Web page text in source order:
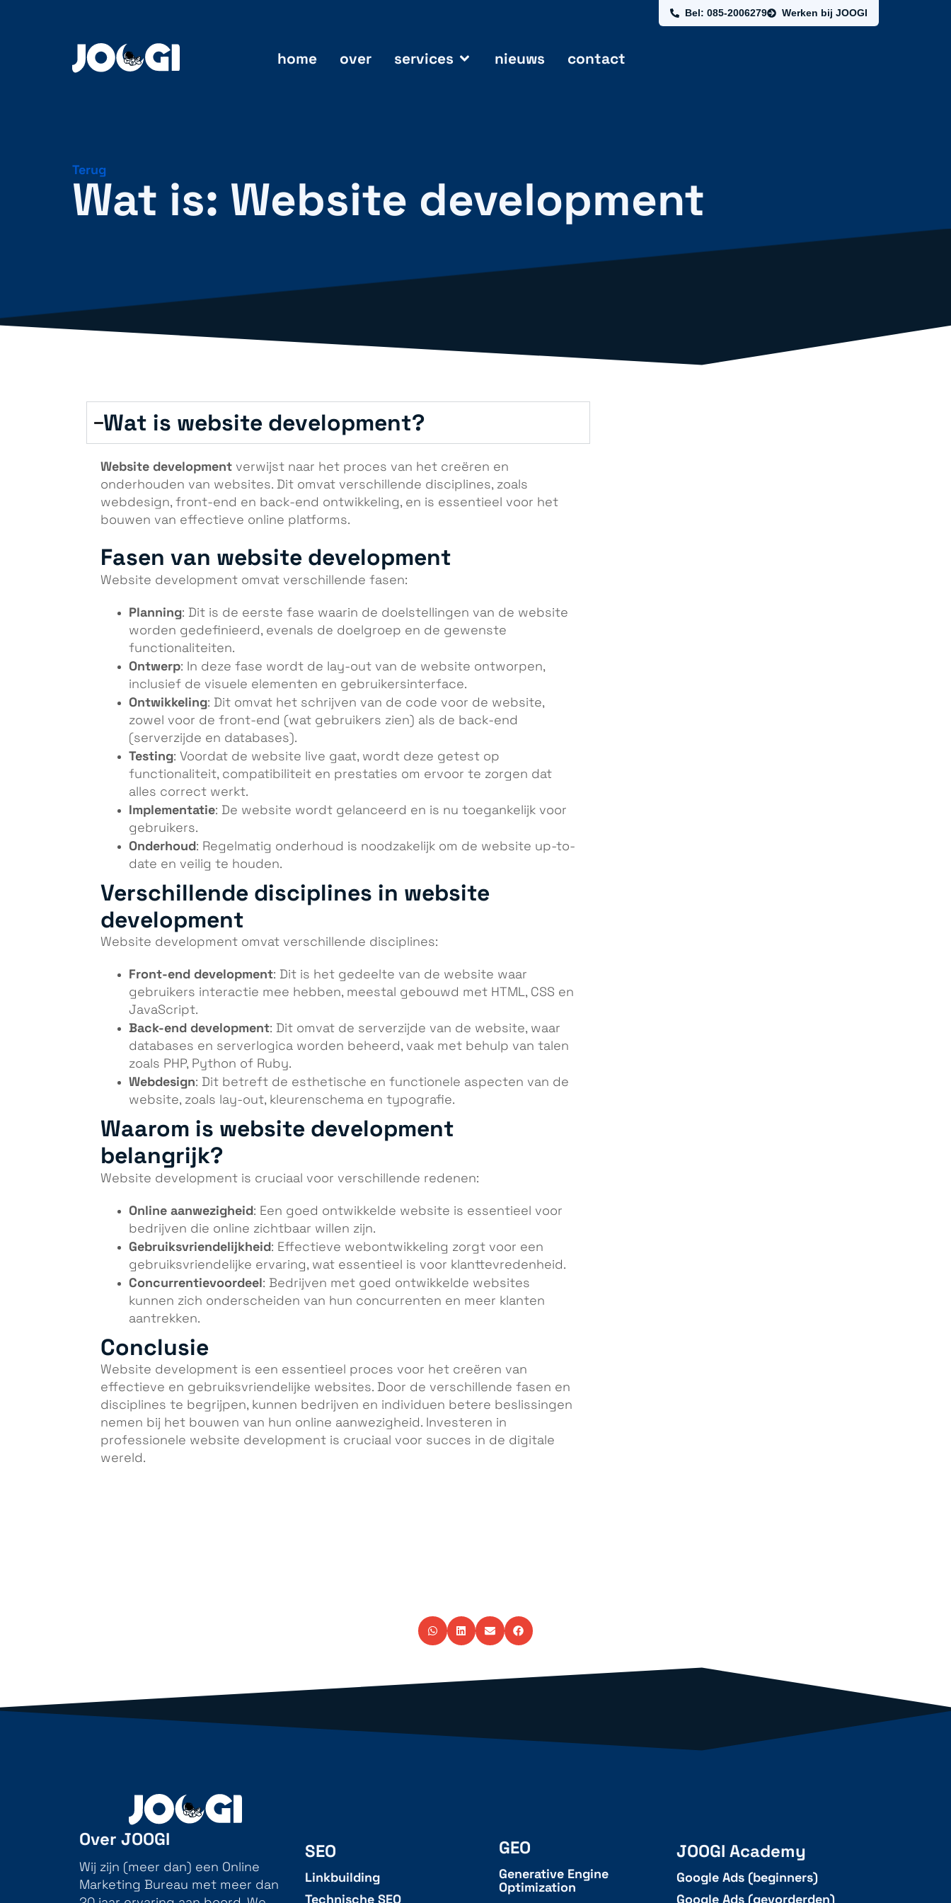
Bel: 085-2006279 Werken bij JOOGI
home over services nieuws contact
Terug
Wat is: Website development
Wat is website development?
Website development verwijst naar het proces van het creëren en
onderhouden van websites. Dit omvat verschillende disciplines, zoals
webdesign, front-end en back-end ontwikkeling, en is essentieel voor het
bouwen van effectieve online platforms.
Fasen van website development
Website development omvat verschillende fasen:
Planning: Dit is de eerste fase waarin de doelstellingen van de website
worden gedefinieerd, evenals de doelgroep en de gewenste
functionaliteiten.
Ontwerp: In deze fase wordt de lay-out van de website ontworpen,
inclusief de visuele elementen en gebruikersinterface.
Ontwikkeling: Dit omvat het schrijven van de code voor de website,
zowel voor de front-end (wat gebruikers zien) als de back-end
(serverzijde en databases).
Testing: Voordat de website live gaat, wordt deze getest op
functionaliteit, compatibiliteit en prestaties om ervoor te zorgen dat
alles correct werkt.
Implementatie: De website wordt gelanceerd en is nu toegankelijk voor
gebruikers.
Onderhoud: Regelmatig onderhoud is noodzakelijk om de website up-to-
date en veilig te houden.
Verschillende disciplines in website
development
Website development omvat verschillende disciplines:
Front-end development: Dit is het gedeelte van de website waar
gebruikers interactie mee hebben, meestal gebouwd met HTML, CSS en
JavaScript.
Back-end development: Dit omvat de serverzijde van de website, waar
databases en serverlogica worden beheerd, vaak met behulp van talen
zoals PHP, Python of Ruby.
Webdesign: Dit betreft de esthetische en functionele aspecten van de
website, zoals lay-out, kleurenschema en typografie.
Waarom is website development
belangrijk?
Website development is cruciaal voor verschillende redenen:
Online aanwezigheid: Een goed ontwikkelde website is essentieel voor
bedrijven die online zichtbaar willen zijn.
Gebruiksvriendelijkheid: Effectieve webontwikkeling zorgt voor een
gebruiksvriendelijke ervaring, wat essentieel is voor klanttevredenheid.
Concurrentievoordeel: Bedrijven met goed ontwikkelde websites
kunnen zich onderscheiden van hun concurrenten en meer klanten
aantrekken.
Conclusie
Website development is een essentieel proces voor het creëren van
effectieve en gebruiksvriendelijke websites. Door de verschillende fasen en
disciplines te begrijpen, kunnen bedrijven en individuen betere beslissingen
nemen bij het bouwen van hun online aanwezigheid. Investeren in
professionele website development is cruciaal voor succes in de digitale
wereld.
Over JOOGI
Wij zijn (meer dan) een Online
Marketing Bureau met meer dan
SEO
Linkbuilding
Technische SEO
GEO
Generative Engine
Optimization
JOOGI Academy
Google Ads (beginners)
Google Ads (gevorderden)